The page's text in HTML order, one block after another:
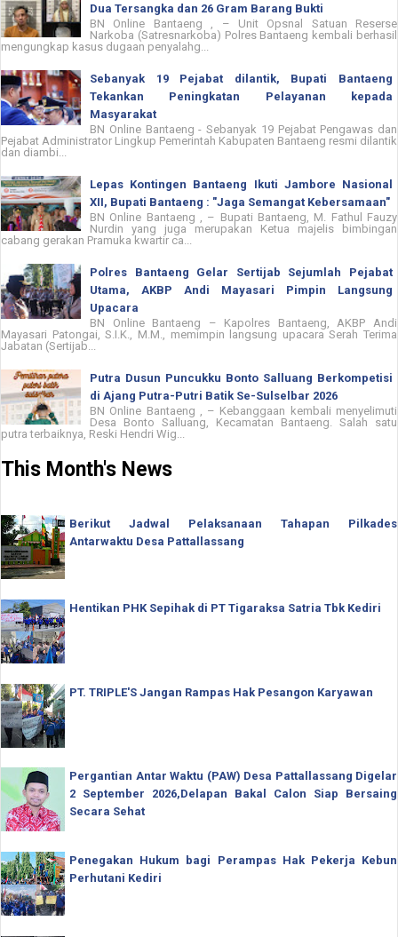
Dua Tersangka dan 26 Gram Barang Bukti
BN Online Bantaeng , – Unit Opsnal Satuan Reserse
Narkoba (Satresnarkoba) Polres Bantaeng kembali berhasil
mengungkap kasus dugaan penyalahg...
Sebanyak 19 Pejabat dilantik, Bupati Bantaeng
Tekankan Peningkatan Pelayanan kepada
Masyarakat
BN Online Bantaeng - Sebanyak 19 Pejabat Pengawas dan
Pejabat Administrator Lingkup Pemerintah Kabupaten Bantaeng resmi dilantik
dan diambi...
Lepas Kontingen Bantaeng Ikuti Jambore Nasional
XII, Bupati Bantaeng : "Jaga Semangat Kebersamaan"
BN Online Bantaeng , – Bupati Bantaeng, M. Fathul Fauzy
Nurdin yang juga merupakan Ketua majelis bimbingan
cabang gerakan Pramuka kwartir ca...
Polres Bantaeng Gelar Sertijab Sejumlah Pejabat
Utama, AKBP Andi Mayasari Pimpin Langsung
Upacara
BN Online Bantaeng – Kapolres Bantaeng, AKBP Andi
Mayasari Patongai, S.I.K., M.M., memimpin langsung upacara Serah Terima
Jabatan (Sertijab...
Putra Dusun Puncukku Bonto Salluang Berkompetisi
di Ajang Putra-Putri Batik Se-Sulselbar 2026
BN Online Bantaeng , – Kebanggaan kembali menyelimuti
Desa Bonto Salluang, Kecamatan Bantaeng. Salah satu
putra terbaiknya, Reski Hendri Wig...
This Month's News
Berikut Jadwal Pelaksanaan Tahapan Pilkades
Antarwaktu Desa Pattallassang
Hentikan PHK Sepihak di PT Tigaraksa Satria Tbk Kediri
PT. TRIPLE'S Jangan Rampas Hak Pesangon Karyawan
Pergantian Antar Waktu (PAW) Desa Pattallassang Digelar
2 September 2026,Delapan Bakal Calon Siap Bersaing
Secara Sehat
Penegakan Hukum bagi Perampas Hak Pekerja Kebun
Perhutani Kediri